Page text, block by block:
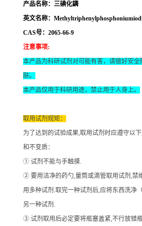
产品名称：三碘化鏻
英文名称：
CAS号：2065-66-9
注意事项:
本产品为科研试剂对可能有害，请做好安
肤。
本产品仅用于科研用途，禁止用于人身上。
取用试剂规矩：
为了达到的试验成果,取用试剂时应遵守以
和不变质：
① 试剂不能与手触摸.
② 要用洁净的药勺,量筒或滴管取用试剂,禁
用多种试剂.取完一种试剂后,应将东西洗净
另一种试剂.
③ 试剂取用后必定要将瓶塞盖紧,不行放错